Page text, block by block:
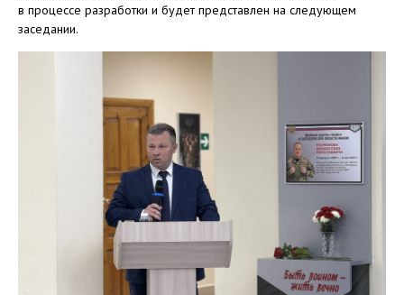
в процессе разработки и будет представлен на следующем
заседании.